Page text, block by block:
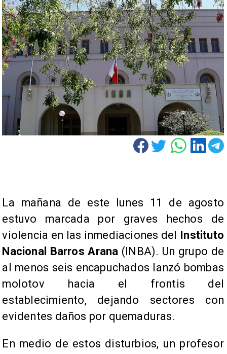
La mañana de este lunes 11 de agosto
estuvo marcada por graves hechos de
violencia en las inmediaciones del Instituto
Nacional Barros Arana (INBA). Un grupo de
al menos seis encapuchados lanzó bombas
molotov hacia el frontis del
establecimiento, dejando sectores con
evidentes daños por quemaduras.
En medio de estos disturbios, un profesor